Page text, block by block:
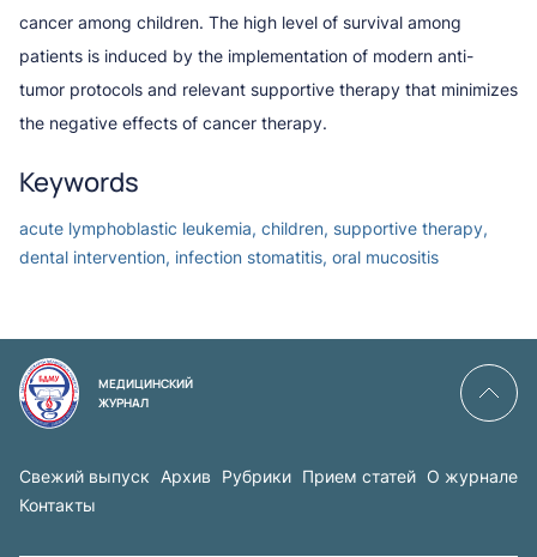
cancer among children. The high level of survival among
patients is induced by the implementation of modern anti-
tumor protocols and relevant supportive therapy that minimizes
the negative effects of cancer therapy.
Keywords
acute lymphoblastic leukemia, children, supportive therapy,
dental intervention, infection stomatitis, oral mucositis
МЕДИЦИНСКИЙ
ЖУРНАЛ
Свежий выпуск Архив Рубрики Прием статей О журнале
Контакты